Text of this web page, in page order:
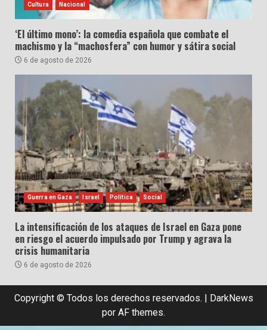
Cultura Nacional
‘El último mono’: la comedia española que combate el
machismo y la “machosfera” con humor y sátira social
6 de agosto de 2026
Guerra en Gaza Israel Política Social
La intensificación de los ataques de Israel en Gaza pone
en riesgo el acuerdo impulsado por Trump y agrava la
crisis humanitaria
6 de agosto de 2026
Copyright © Todos los derechos reservados. | DarkNews
por AF themes.